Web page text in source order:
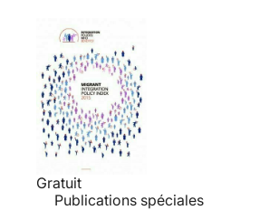
Gratuit
Publications spéciales